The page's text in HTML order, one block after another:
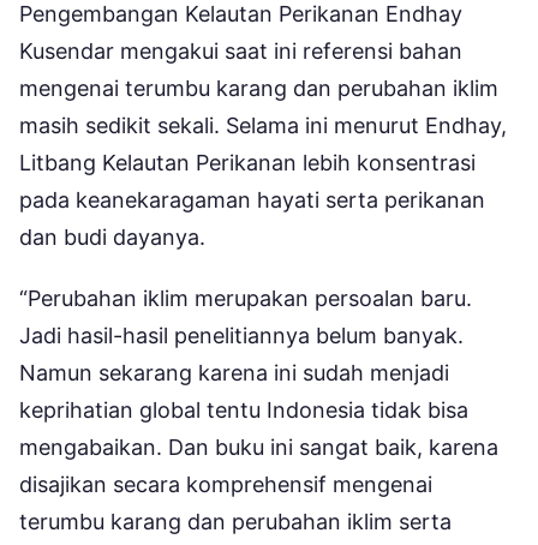
Pengembangan Kelautan Perikanan Endhay
Kusendar mengakui saat ini referensi bahan
mengenai terumbu karang dan perubahan iklim
masih sedikit sekali. Selama ini menurut Endhay,
Litbang Kelautan Perikanan lebih konsentrasi
pada keanekaragaman hayati serta perikanan
dan budi dayanya.
“Perubahan iklim merupakan persoalan baru.
Jadi hasil-hasil penelitiannya belum banyak.
Namun sekarang karena ini sudah menjadi
keprihatian global tentu Indonesia tidak bisa
mengabaikan. Dan buku ini sangat baik, karena
disajikan secara komprehensif mengenai
terumbu karang dan perubahan iklim serta